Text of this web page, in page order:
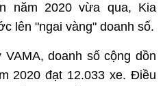
năm 2020 vừa qua, Kia
lên "ngai vàng" doanh số.
doanh số cộng dồn
2020 đạt 12.033 xe. Điều